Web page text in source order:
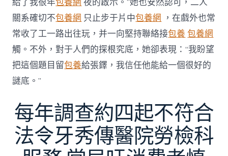
關系確切不包養網 只止步于片中包養網 ，在戲外也常
常收了工一路出往玩，并一向堅持聯絡接包養 包養網
觸。不外，對于人們的探根究底，她卻表現：“我盼望
把這個題目留包養給張鐸，我信任他能給一個很好的
謎底。”
每年調查約四起不符合
法令牙秀傳醫院勞檢科